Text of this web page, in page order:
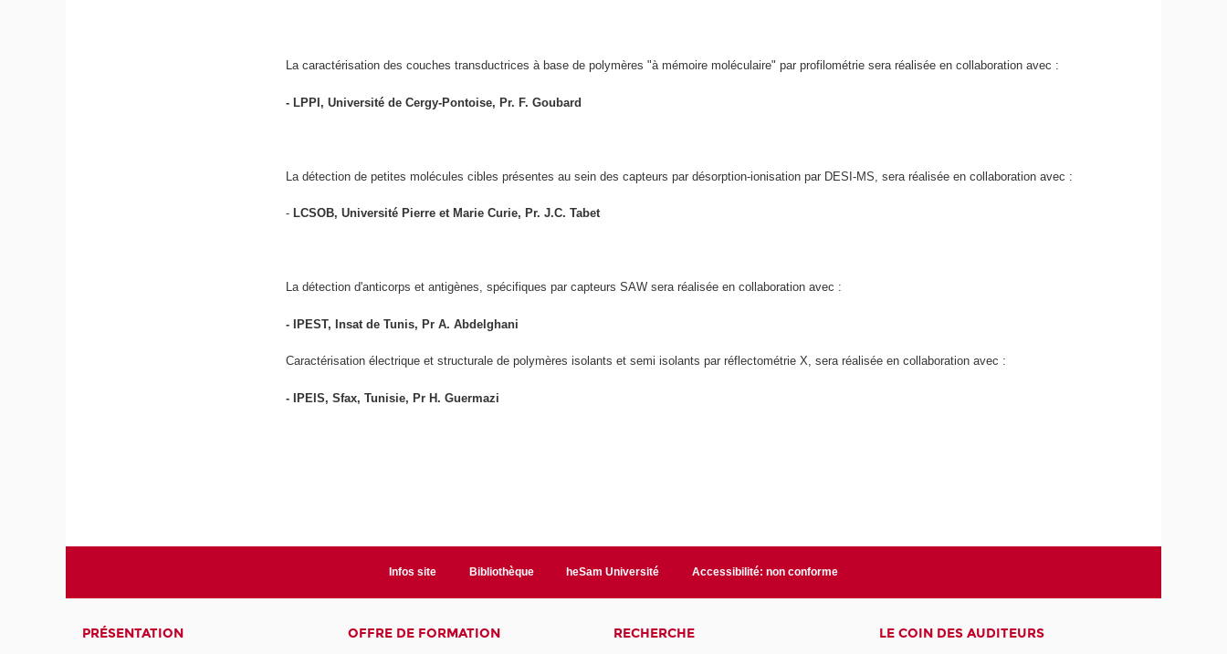
La caractérisation des couches transductrices à base de polymères "à mémoire moléculaire" par profilométrie sera réalisée en collaboration avec :
- LPPI, Université de Cergy-Pontoise, Pr. F. Goubard
La détection de petites molécules cibles présentes au sein des capteurs par désorption-ionisation par DESI-MS, sera réalisée en collaboration avec :
- LCSOB, Université Pierre et Marie Curie, Pr. J.C. Tabet
La détection d'anticorps et antigènes, spécifiques par capteurs SAW sera réalisée en collaboration avec :
- IPEST, Insat de Tunis, Pr A. Abdelghani
Caractérisation électrique et structurale de polymères isolants et semi isolants par réflectométrie X, sera réalisée en collaboration avec :
- IPEIS, Sfax, Tunisie, Pr H. Guermazi
Infos site Bibliothèque heSam Université Accessibilité: non conforme
PRÉSENTATION OFFRE DE FORMATION RECHERCHE LE COIN DES AUDITEURS